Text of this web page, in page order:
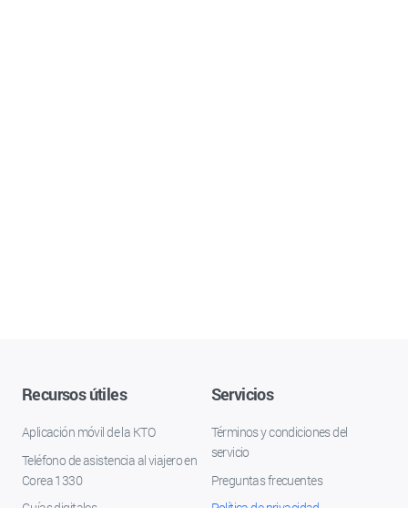
Recursos útiles
Aplicación móvil de la KTO
Teléfono de asistencia al viajero en
Corea 1330
Servicios
Términos y condiciones del
servicio
Preguntas frecuentes